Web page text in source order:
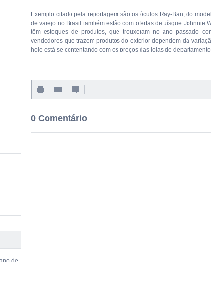
de
Exemplo citado pela reportagem são os óculos Ray-Ban, do
de varejo no Brasil também estão com ofertas de uísque Johnnie
têm estoques de produtos, que trouxeram no ano passado
vendedores que trazem produtos do exterior dependem da
hoje está se contentando com os preços das lojas de
0 Comentário